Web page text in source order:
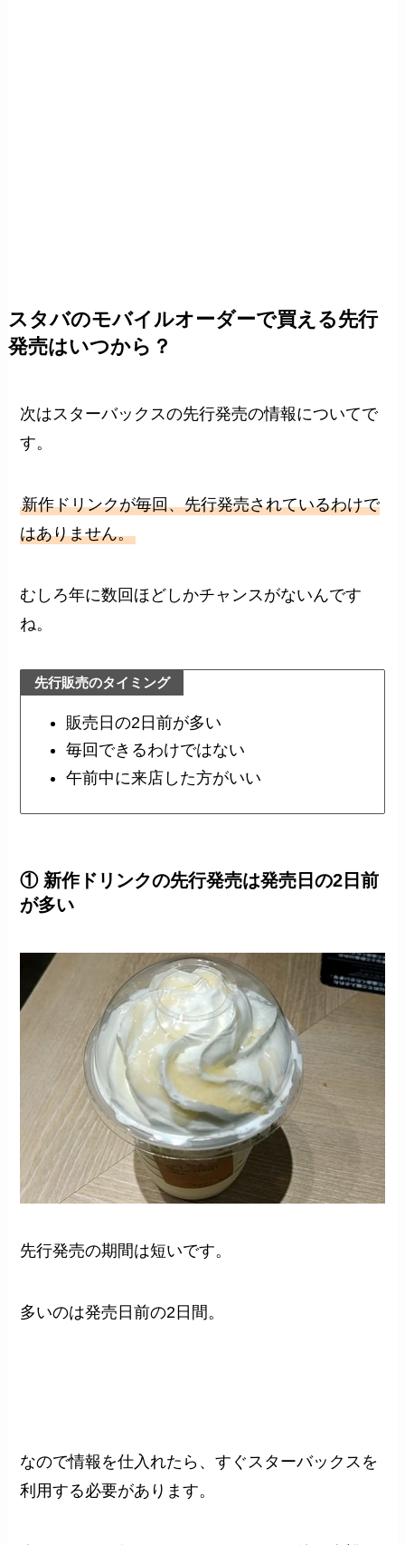
スタバのモバイルオーダーで買える先行
発売はいつから？
次はスターバックスの先行発売の情報についてで
す。
新作ドリンクが毎回、先行発売されているわけで
はありません。
むしろ年に数回ほどしかチャンスがないんです
ね。
先行販売のタイミング
販売日の2日前が多い
毎回できるわけではない
午前中に来店した方がいい
① 新作ドリンクの先行発売は発売日の2日前
が多い
先行発売の期間は短いです。
多いのは発売日前の2日間。
なので情報を仕入れたら、すぐスターバックスを
利用する必要があります。